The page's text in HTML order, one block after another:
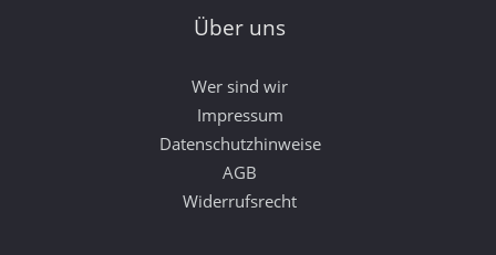
Über uns
Wer sind wir
Impressum
Datenschutzhinweise
AGB
Widerrufsrecht